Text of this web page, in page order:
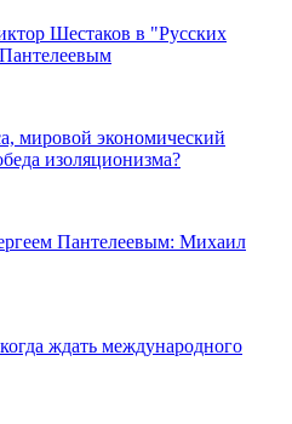
Шестаков в "Русских
мировой экономический
изоляционизма?
Пантелеевым: Михаил
ждать международного